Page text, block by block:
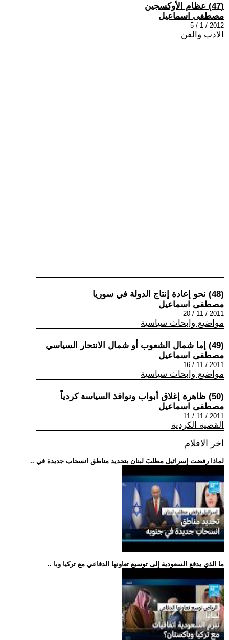
(47) عظام الأوكسجين
مصطفى اسماعيل
2012 / 1 / 5
الادب والفن
(48) نحو إعادة إنتاج الدولة في سوريا
مصطفى اسماعيل
2011 / 11 / 20
مواضيع وابحاث سياسية
(49) إما شمال الشعوب أو شمال الانتحار السياسي
مصطفى اسماعيل
2011 / 11 / 16
مواضيع وابحاث سياسية
(50) ظاهرة إغلاق أبواب ونوافذ السياسة كردياً
مصطفى اسماعيل
2011 / 11 / 11
القضية الكردية
اخر الافلام
.. لماذا رفضت إسرائيل مطلبَ لبنان بتحديد مناطق انسحاب جديدة في
.. ما الذي يدفع السعودية إلى توسيع تعاونها الدفاعي مع تركيا وبا